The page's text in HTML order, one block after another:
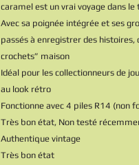
caramel est un vrai voyage dans le
Avec sa poignée intégrée et ses
passés à enregistrer des
crochets” maison
Idéal pour les collectionneurs de
au look rétro
Fonctionne avec 4 piles R14 (non
Très bon état, Non testé
Authentique vintage
Très bon état